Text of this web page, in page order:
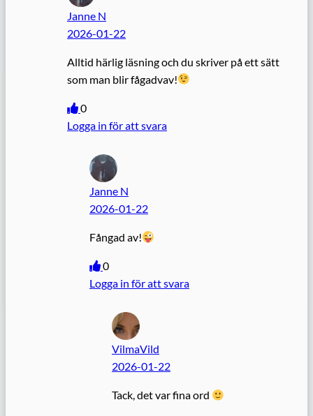
Janne N
2026-01-22
Alltid härlig läsning och du skriver på ett sätt
som man blir fågadvav!
0
Logga in för att svara
Janne N
2026-01-22
Fångad av!
0
Logga in för att svara
VilmaVild
2026-01-22
Tack, det var fina ord